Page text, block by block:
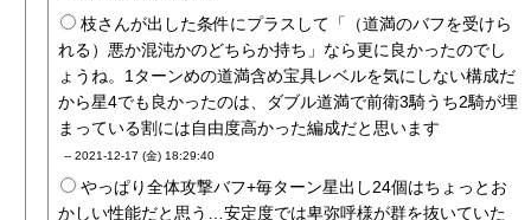
枝さんが出した条件にプラスして「（道満のバフを受けら
れる）悪か混沌かのどちらか持ち」なら更に良かったのでし
ょうね。1ターンめの道満含め宝具レベルを気にしない構成だ
から星4でも良かったのは、ダブル道満で前衛3騎うち2騎が埋
まっている割には自由度高かった編成だと思います
-- 2021-12-17 (金) 18:29:40
やっぱり全体攻撃バフ+毎ターン星出し24個はちょっとお
かしい性能だと思う…安定度では卑弥呼様が群を抜いていた